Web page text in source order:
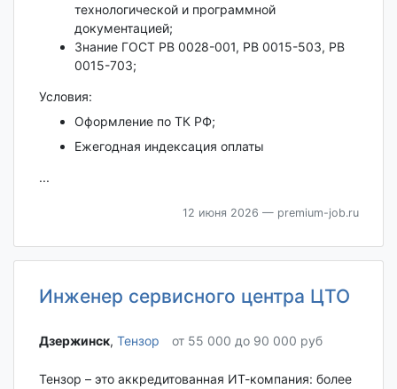
технологической и программной
документацией;
Знание ГОСТ РВ 0028-001, РВ 0015-503, РВ
0015-703;
Условия:
Оформление по ТК РФ;
Ежегодная индексация оплаты
...
12 июня 2026 — premium-job.ru
Инженер сервисного центра ЦТО
Дзержинск‎, Тензор от 55 000 до 90 000 руб
Тензор – это аккредитованная ИТ-компания: более